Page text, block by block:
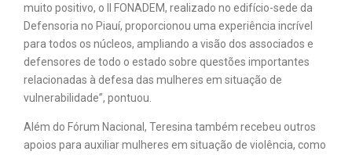
muito positivo, o II FONADEM, realizado no edifício-sede da
Defensoria no Piauí, proporcionou uma experiência incrível
para todos os núcleos, ampliando a visão dos associados e
defensores de todo o estado sobre questões importantes
relacionadas à defesa das mulheres em situação de
vulnerabilidade”, pontuou.
Além do Fórum Nacional, Teresina também recebeu outros
apoios para auxiliar mulheres em situação de violência, como